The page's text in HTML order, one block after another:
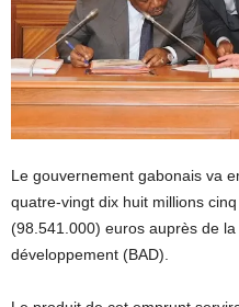
Le gouvernement gabonais va
quatre-vingt dix huit millions
(98.541.000) euros auprès de
développement (BAD).